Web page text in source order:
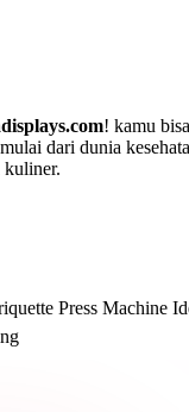
! kamu
dari dunia
kuliner.
Press Machine